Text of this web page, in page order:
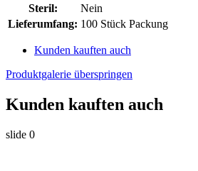
Steril:
Nein
Lieferumfang: 100 Stück Packung
Kunden kauften auch
Produktgalerie überspringen
Kunden kauften auch
slide 0